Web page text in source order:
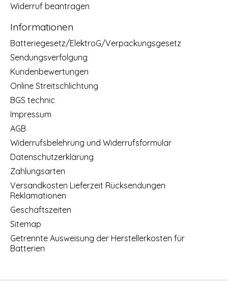
Widerruf beantragen
Informationen
Batteriegesetz/ElektroG/Verpackungsgesetz
Sendungsverfolgung
Kundenbewertungen
Online Streitschlichtung
BGS technic
Impressum
AGB
Widerrufsbelehrung und Widerrufsformular
Datenschutzerklärung
Zahlungsarten
Versandkosten Lieferzeit Rücksendungen
Reklamationen
Geschäftszeiten
Sitemap
Getrennte Ausweisung der Herstellerkosten für
Batterien